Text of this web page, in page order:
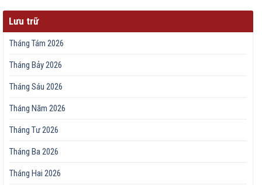
Lưu trữ
Tháng Tám 2026
Tháng Bảy 2026
Tháng Sáu 2026
Tháng Năm 2026
Tháng Tư 2026
Tháng Ba 2026
Tháng Hai 2026